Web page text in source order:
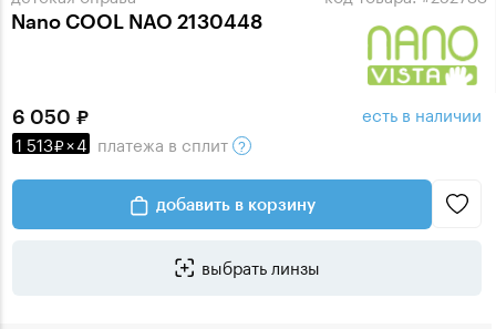
Nano COOL NAO 2130448
6 050
1 513 ×4 платежа в сплит
есть в наличии
добавить в корзину
выбрать линзы